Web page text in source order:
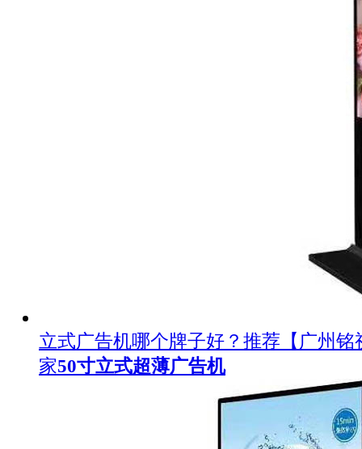
立式广告机哪个牌子好？推荐【广州铭
家50寸立式超薄广告机